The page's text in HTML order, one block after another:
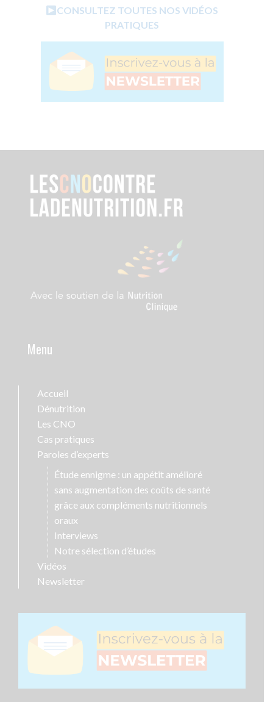
CONSULTEZ TOUTES NOS VIDÉOS
PRATIQUES
Menu
Accueil
Dénutrition
Les CNO
Cas pratiques
Paroles d’experts
Étude ennigme : un appétit amélioré
sans augmentation des coûts de santé
grâce aux compléments nutritionnels
oraux
Interviews
Notre sélection d’études
Vidéos
Newsletter